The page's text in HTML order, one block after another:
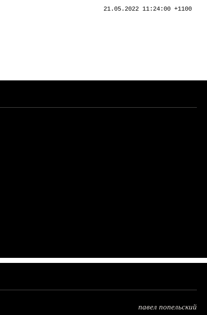
21.05.2022 11:24:00 +1100
павел попельский